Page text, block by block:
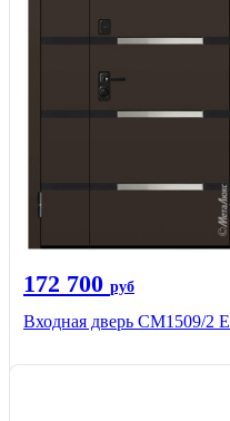
172 700 руб
Входная дверь CМ1509/2 Е